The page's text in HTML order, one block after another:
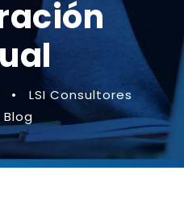
•
LSI Consultores
Blog